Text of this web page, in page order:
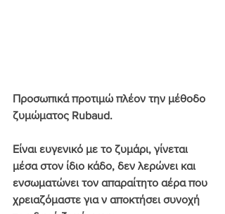
Προσωπικά προτιμώ πλέον την μέθοδο
ζυμώματος Rubaud.
Είναι ευγενικό με το ζυμάρι, γίνεται
μέσα στον ίδιο κάδο, δεν λερώνει και
ενσωματώνει τον απαραίτητο αέρα που
χρειαζόμαστε για ν αποκτήσει συνοχή